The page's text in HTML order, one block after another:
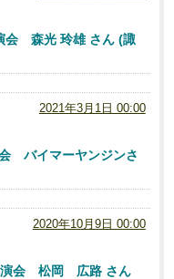
会 森光 玲雄 さん (諏
2021年3月1日 00:00
バイマーヤンジンさ
2020年10月9日 00:00
演会 松岡 広路 さん